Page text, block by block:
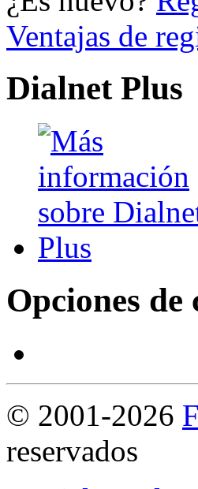
Ventajas de
Dialnet Plus
Opciones
© 2001-2026
reservados